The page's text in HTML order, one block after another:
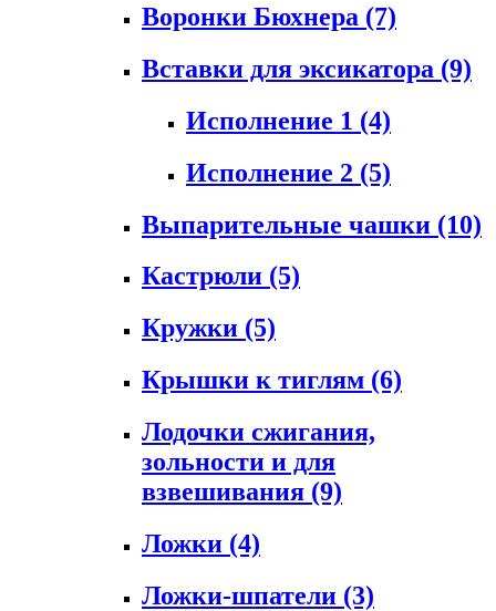
Воронки Бюхнера (7)
Вставки для эксикатора (9)
Исполнение 1 (4)
Исполнение 2 (5)
Выпарительные чашки (10)
Кастрюли (5)
Кружки (5)
Крышки к тиглям (6)
Лодочки сжигания,
зольности и для
взвешивания (9)
Ложки (4)
Ложки-шпатели (3)